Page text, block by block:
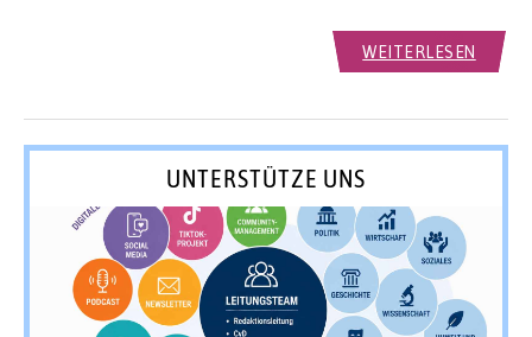
WEITERLESEN
UNTERSTÜTZE UNS